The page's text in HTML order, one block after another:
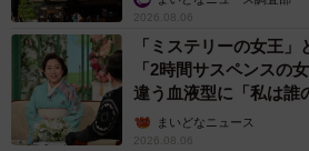
2026.08.06
「ミステリーの女王
「2時間サスペンスの
違う血液型に「私は誰
屋】まいどなニュース
2026.08.06